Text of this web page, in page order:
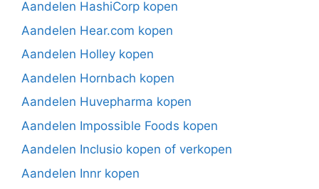
Aandelen HashiCorp kopen
Aandelen Hear.com kopen
Aandelen Holley kopen
Aandelen Hornbach kopen
Aandelen Huvepharma kopen
Aandelen Impossible Foods kopen
Aandelen Inclusio kopen of verkopen
Aandelen Innr kopen